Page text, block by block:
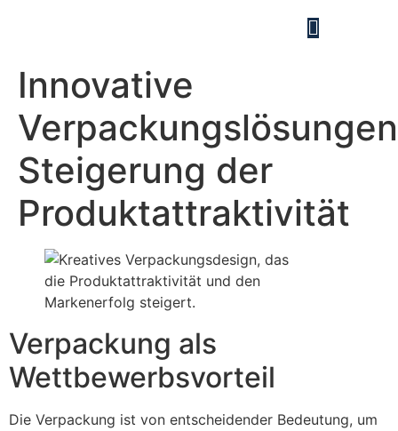
Innovative
Steigerung der
Produktattraktivität
Verpackung als
Wettbewerbsvorteil
Die Verpackung ist von entscheidender Bedeutung, um